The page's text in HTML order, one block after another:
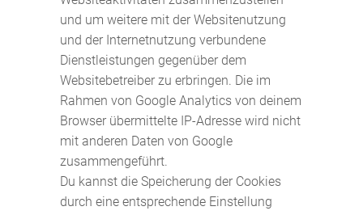
und um weitere mit der Websitenutzung
und der Internetnutzung verbundene
Dienstleistungen gegenüber dem
Websitebetreiber zu erbringen. Die im
Rahmen von Google Analytics von deinem
Browser übermittelte IP-Adresse wird nicht
mit anderen Daten von Google
zusammengeführt.
Du kannst die Speicherung der Cookies
durch eine entsprechende Einstellung